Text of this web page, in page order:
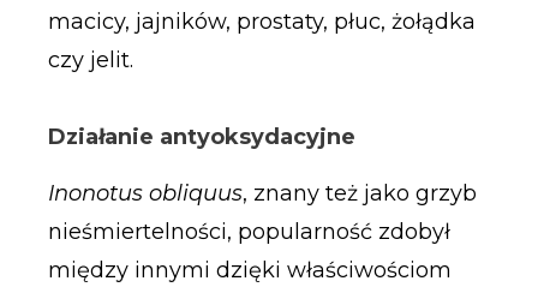
macicy, jajników, prostaty, płuc, żołądka
czy jelit.
Działanie antyoksydacyjne
Inonotus obliquus, znany też jako grzyb
nieśmiertelności, popularność zdobył
między innymi dzięki właściwościom